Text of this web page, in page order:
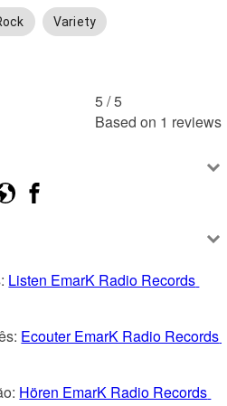
Variety
5 /5
Based on 1 reviews
Listen EmarK Radio Records
Ecouter EmarK Radio Records
Hören EmarK Radio Records